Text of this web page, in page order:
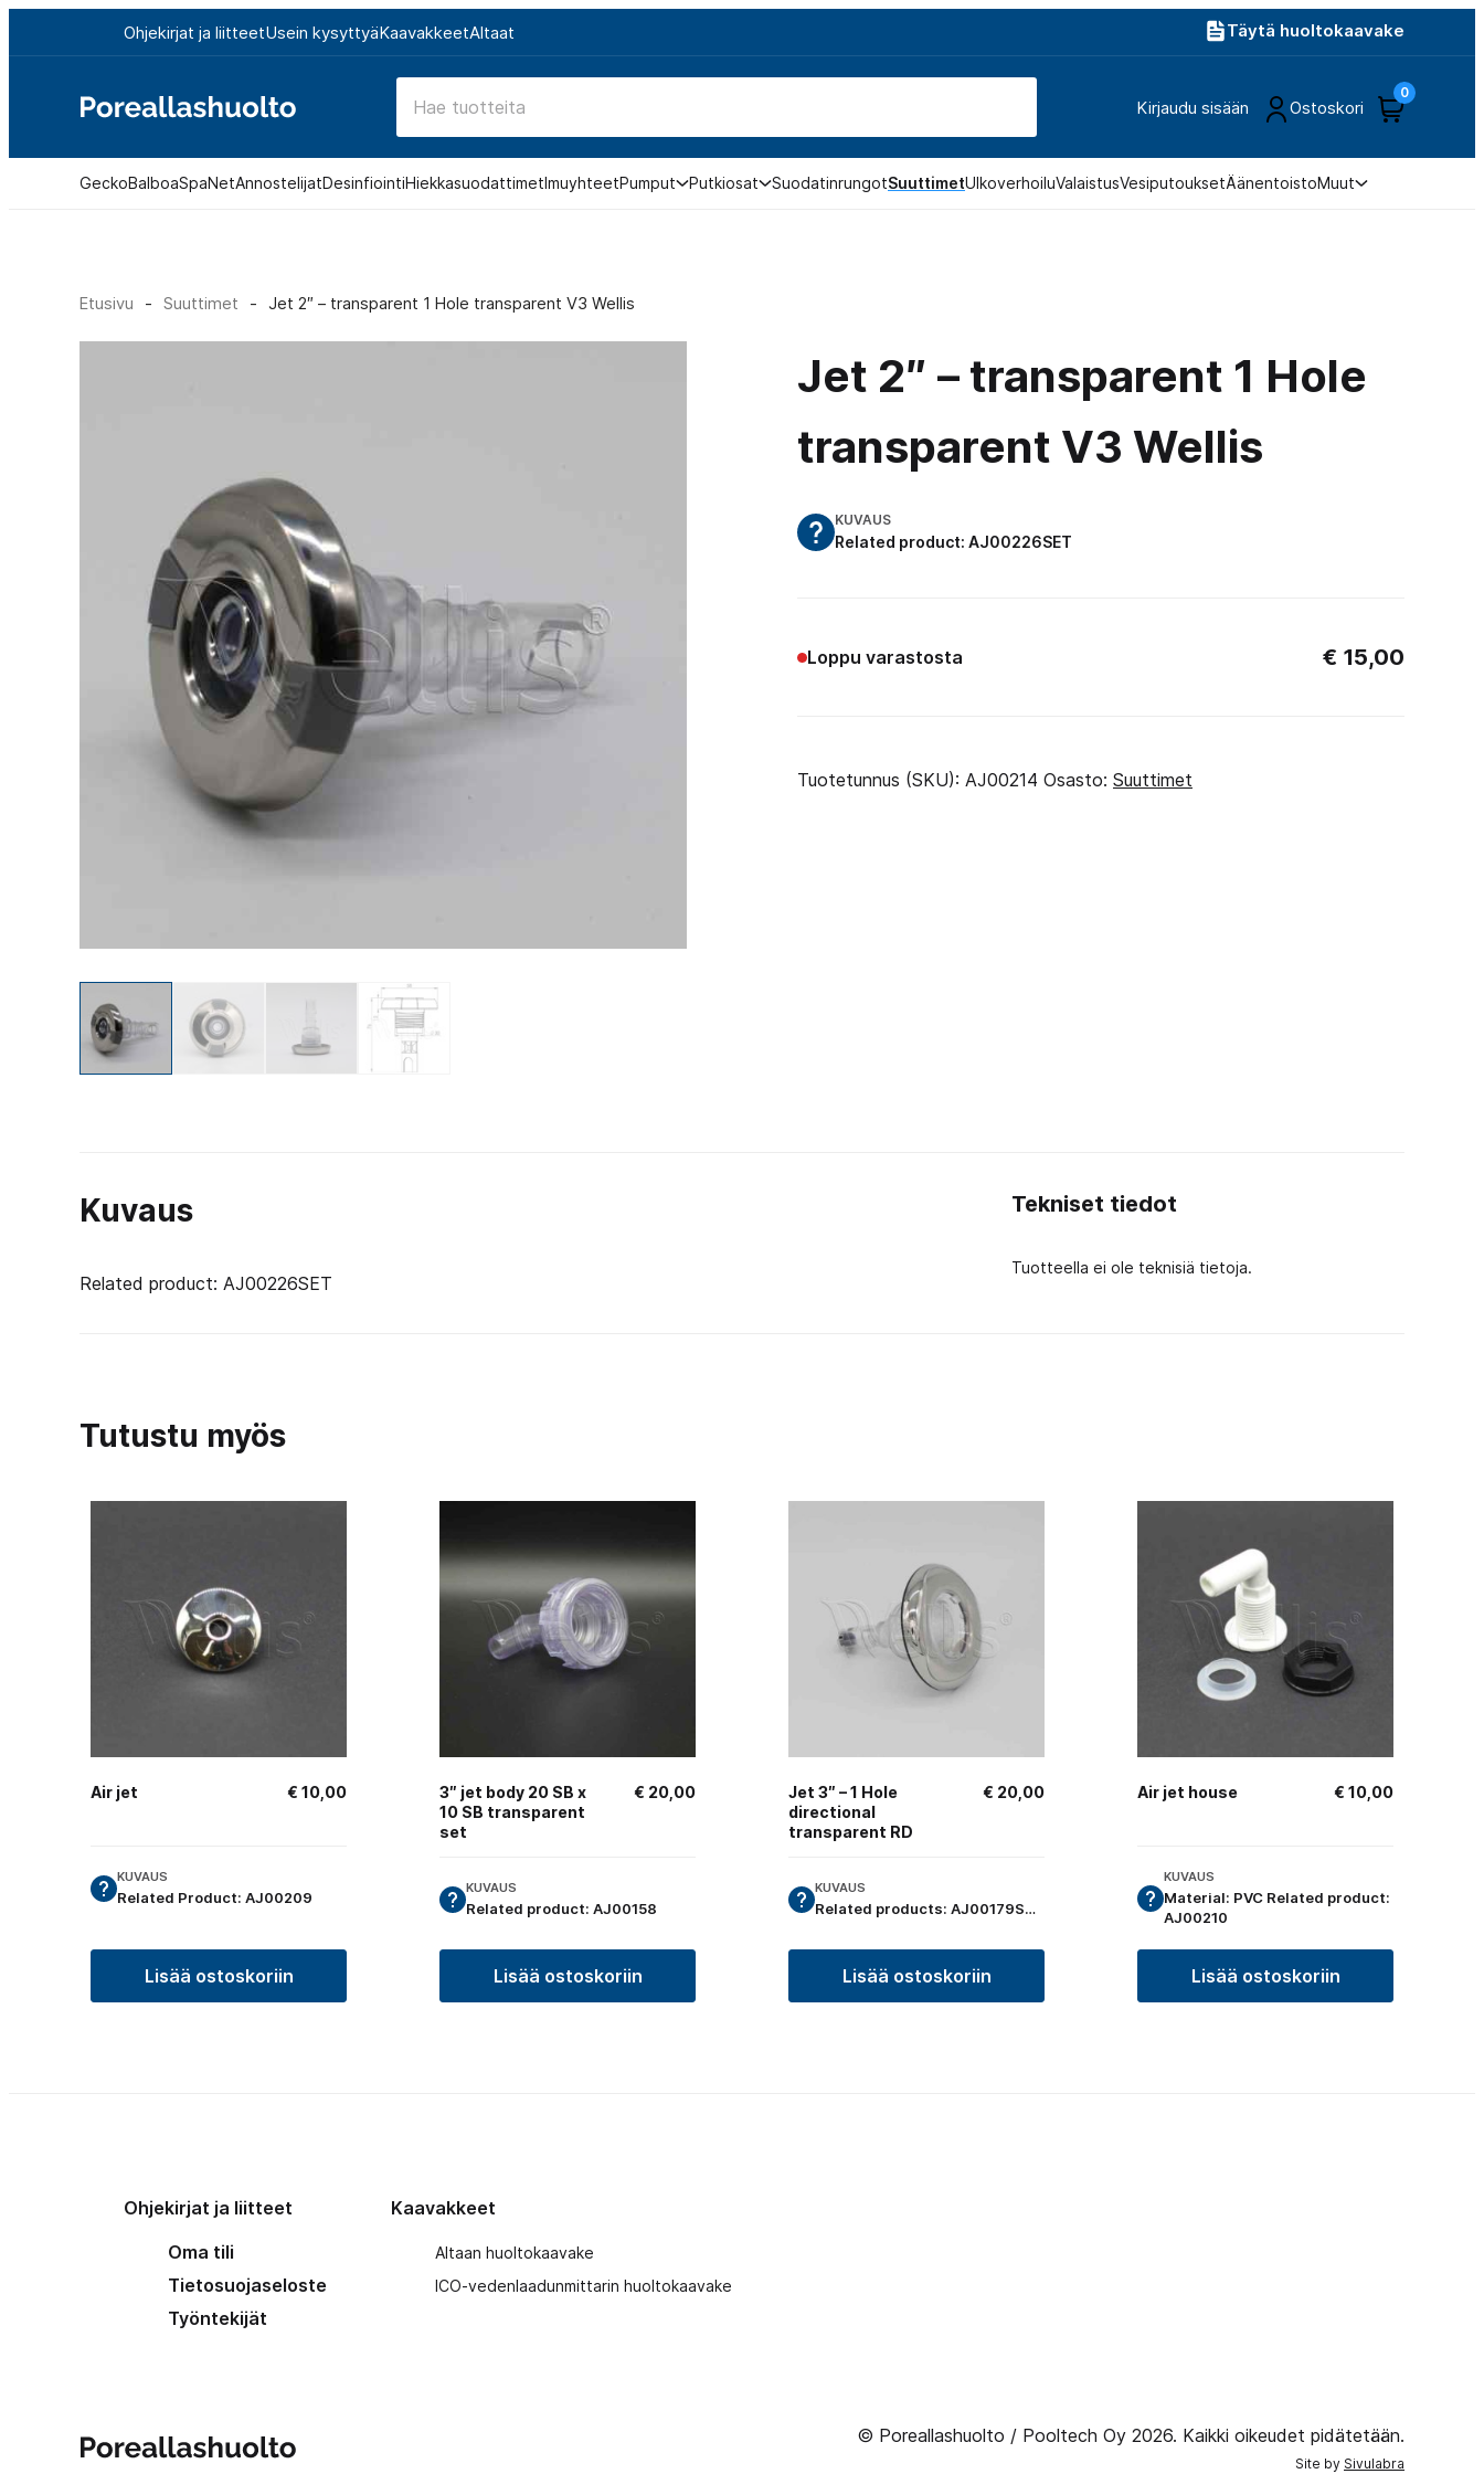
sisältöön
Ohjekirjat ja liitteetUsein kysyttyäKaavakkeetAltaat Täytä huoltokaavake
Poreallashuolto Kirjaudu sisään Ostoskori
0
GeckoBalboaSpaNetAnnostelijatDesinfiointiHiekkasuodattimetImuyhteetPumput Putkiosat SuodatinrungotSuuttimetUlkoverhoiluValaistusVesiputouksetÄänentoistoMuut
Etusivu - Suuttimet - Jet 2″ – transparent 1 Hole transparent V3 Wellis
Jet 2″ – transparent 1 Hole
transparent V3 Wellis
KUVAUS
Related product: AJ00226SET
Loppu varastosta € 15,00
Tuotetunnus (SKU): AJ00214 Osasto: Suuttimet
Kuvaus
Related product: AJ00226SET
Tekniset tiedot
Tuotteella ei ole teknisiä tietoja.
Tutustu myös
Air jet € 10,00
KUVAUS
Related Product: AJ00209
Lisää ostoskoriin
3″ jet body 20 SB x
10 SB transparent
set
€ 20,00
KUVAUS
Related product: AJ00158
Lisää ostoskoriin
Jet 3″ – 1 Hole
directional
transparent RD
€ 20,00
KUVAUS
Related products: AJ00179SET
Lisää ostoskoriin
Air jet house € 10,00
KUVAUS
Material: PVC Related product:
AJ00210
Lisää ostoskoriin
Ohjekirjat ja liitteet
Oma tili
Tietosuojaseloste
Työntekijät
Kaavakkeet
Altaan huoltokaavake
ICO-vedenlaadunmittarin huoltokaavake
Poreallashuolto © Poreallashuolto / Pooltech Oy 2026. Kaikki oikeudet pidätetään.
Site by Sivulabra